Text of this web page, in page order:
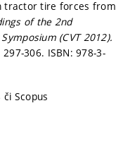
tractor tire forces from
of the 2nd
(CVT 2012).
297-306. ISBN: 978-3-
Scopus